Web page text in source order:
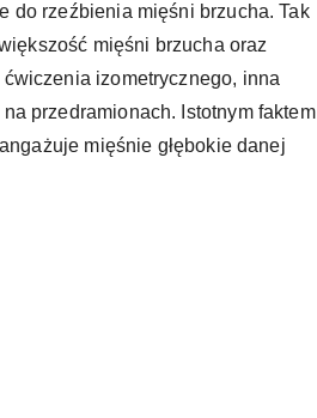
do rzeźbienia mięśni brzucha. Tak
mięśni brzucha oraz
izometrycznego, inna
przedramionach. Istotnym faktem
mięśnie głębokie danej